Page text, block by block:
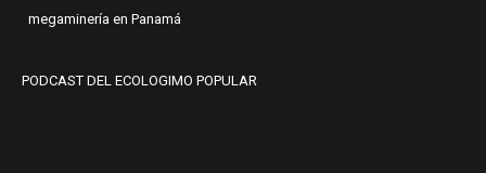
megaminería en Panamá
PODCAST DEL ECOLOGIMO POPULAR